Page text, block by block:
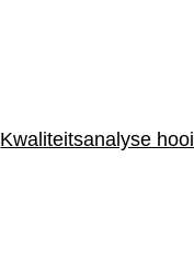
Kwaliteitsanalyse hooi